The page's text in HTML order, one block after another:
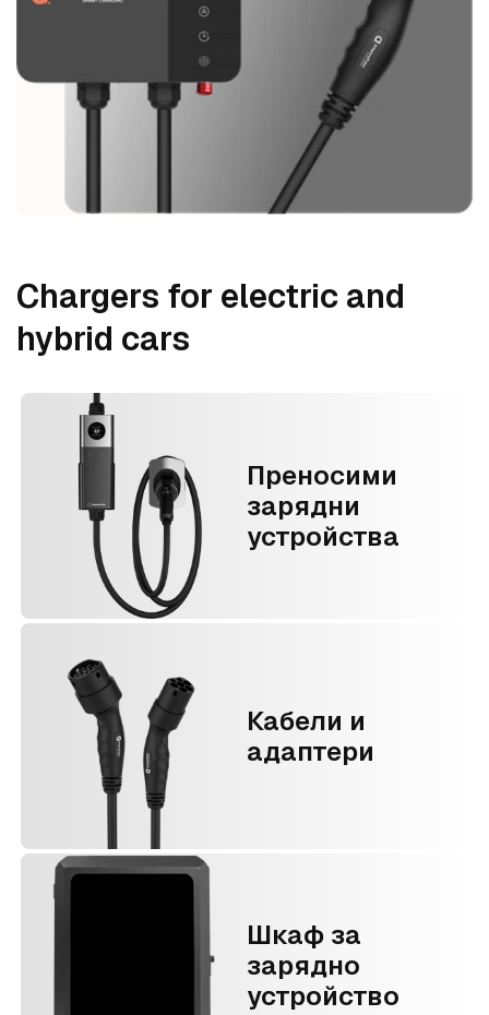
Chargers for electric and
hybrid cars
Преносими
зарядни
устройства
Кабели и
адаптери
Шкаф за
зарядно
устройство